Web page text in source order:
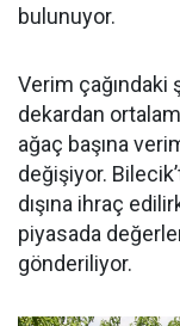
bulunuyor.
Verim
dekardan
ağaç başına
değişiyor.
dışına ihraç
piyasada
gönderiliyor.